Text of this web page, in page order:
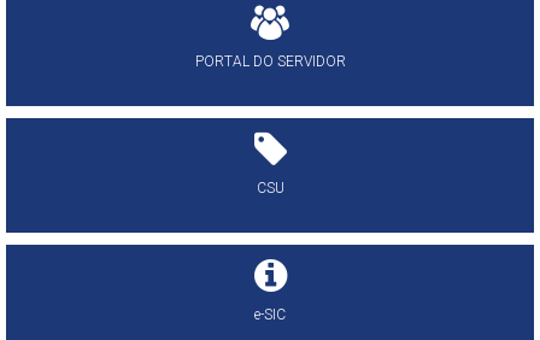
PORTAL DO SERVIDOR
CSU
e-SIC